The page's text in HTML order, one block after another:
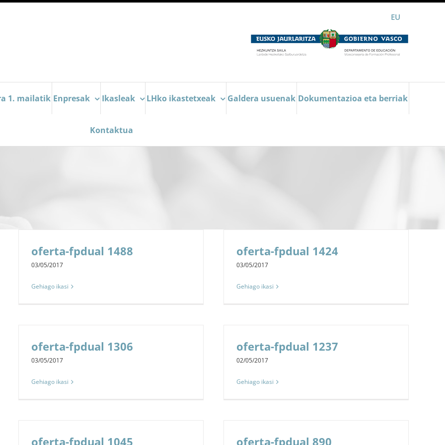
EU
1. mailatik Enpresak Ikasleak LHko ikastetxeak Galdera usuenak Dokumentazioa eta berriak
Kontaktua
oferta-fpdual 1488
03/05/2017
Gehiago ikasi
oferta-fpdual 1424
03/05/2017
Gehiago ikasi
oferta-fpdual 1306
03/05/2017
Gehiago ikasi
oferta-fpdual 1237
02/05/2017
Gehiago ikasi
oferta-fpdual 1045 oferta-fpdual 890